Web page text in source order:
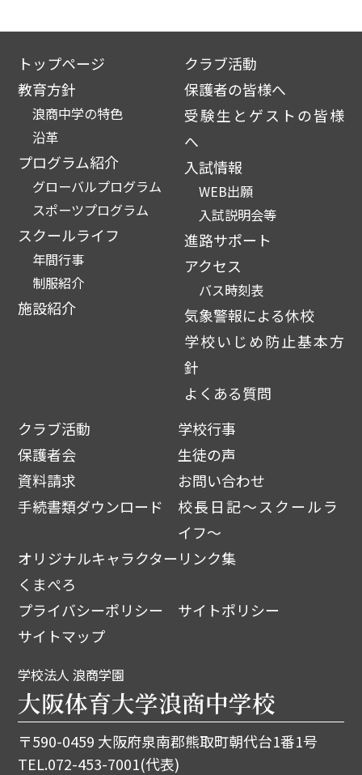
トップページ
教育方針
浪商中学の特色
沿革
プログラム紹介
グローバルプログラム
スポーツプログラム
スクールライフ
年間行事
制服紹介
施設紹介
クラブ活動
保護者の皆様へ
受験生とゲストの皆様
へ
入試情報
WEB出願
入試説明会等
進路サポート
アクセス
バス時刻表
気象警報による休校
学校いじめ防止基本方
針
よくある質問
クラブ活動
学校行事
保護者会
生徒の声
資料請求
お問い合わせ
手続書類ダウンロード
校長日記～スクールラ
イフ～
オリジナルキャラクター
くまぺろ
リンク集
プライバシーポリシー
サイトポリシー
サイトマップ
学校法人 浪商学園
大阪体育大学浪商中学校
〒590-0459 大阪府泉南郡熊取町朝代台1番1号
TEL.072-453-7001(代表)